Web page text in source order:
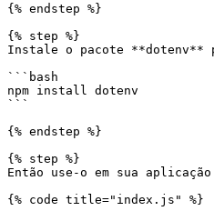
{% endstep %}
{% step %}
Instale o pacote **dotenv**
```bash
npm install dotenv
```
{% endstep %}
{% step %}
Então use-o em sua
{% code title="index.js" %}